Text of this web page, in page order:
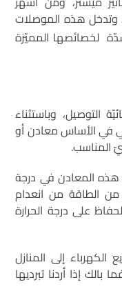
وتدخل هذه الموصلات
لخصائصها المميّزة
التوصيل، وباستثناء
في الأساس معادن أو
المناسب.
المعادن في درجة
الطاقة من انعدام
على درجة الحرارة
إلى المنازل
إذا أردنا تبرديها